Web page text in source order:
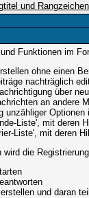
und
Funktionen im
ohne einen
nachträglich
über
an andere
unzähliger Optionen
Liste', mit deren
Liste', mit deren
wird die
und daran